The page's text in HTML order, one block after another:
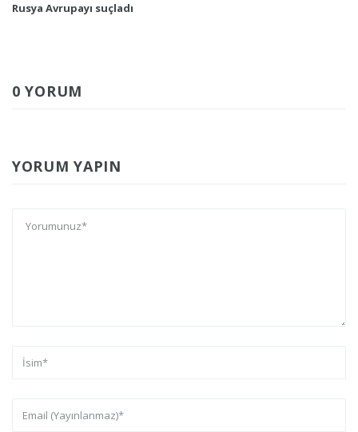
Rusya Avrupayı suçladı
0 YORUM
YORUM YAPIN